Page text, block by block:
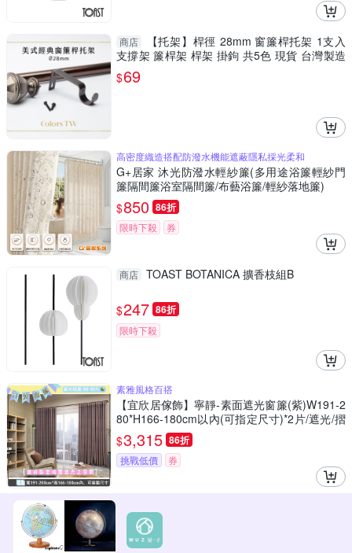
商店
【托架】桿徑 28mm 窗簾桿托架 1支入
支撐架 簾桿架 桿架 掛鉤 共5色 現貨 台灣製造
美式經典系列
$69
高密度織造搭配防潑水機能遮蔽隱私採光柔和
G+居家 沐光防潑水輕紗簾(多用途浴簾輕紗門
簾隔間簾浴室隔間簾/布藝浴簾/輕紗落地簾)
$850 86折
限時下殺 券
商店 TOAST BOTANICA 擴香枝組B
$247 86折
限時下殺
素雅風格百搭
【宜欣居傢飾】寧靜-素面遮光窗簾(紫)W191-2
80*H166-180cm以內(可指定尺寸)*2片/遮光/摺
景/半腰/窗簾/台灣製MIT
$3,315 86折
挑戰低價 券